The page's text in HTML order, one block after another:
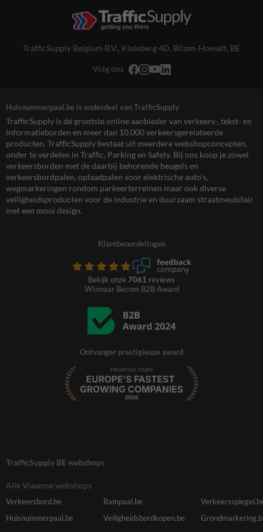
TrafficSupply Belgium B.V., Kieleberg 4D, Bilzen-Hoeselt, BE
Volg ons
Huisnummerpaal.be is onderdeel van TrafficSupply
TrafficSupply is dé grootste online aanbieder van verkeers-, tekst- en
informatieborden en meer dan 10.000 verkeersgerelateerde
producten. TrafficSupply bestaat uit meerdere webshopconcepten,
onder te verdelen in Traffic, Parking en Safety. Bij ons koop je zowel
verkeersborden met de daarbij behorende beugels en
verkeersbordpalen, oplaadpalen voor elektrische auto’s,
wegmarkeringen rondom parkeerterreinen maar ook diverse
veiligheidsproducten voor de industrie en duurzaam straatmeubilair
met een mooi design.
Klantbeoordelingen
Bekijk onze 7061 reviews
Winnaar Becom B2B Award
Ontvanger prestigieuze award
TrafficSupply BE webshops
Alle Vlaamse webshops
Verkeersbord.be Rampaal.be
Huisnummerpaal.be
Veiligheidsbordkopen.be